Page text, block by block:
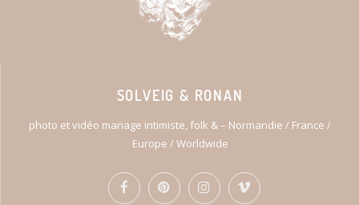
SOLVEIG & RONAN
photo et vidéo mariage intimiste, folk & – Normandie / France /
Europe / Worldwide